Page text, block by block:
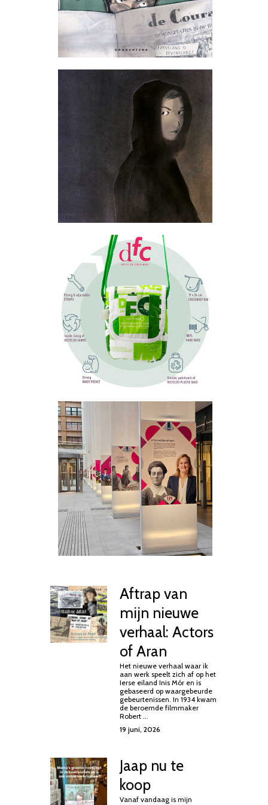
Aftrap van
mijn nieuwe
verhaal: Actors
of Aran
Het nieuwe verhaal waar ik
aan werk speelt zich af op het
Ierse eiland Inis Mór en is
gebaseerd op waargebeurde
gebeurtenissen. In 1934 kwam
de beroemde filmmaker
Robert ...
19 juni, 2026
Jaap nu te
koop
Vanaf vandaag is mijn